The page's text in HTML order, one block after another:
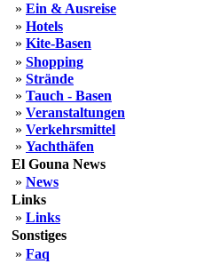
» Ein & Ausreise
» Hotels
» Kite-Basen
» Shopping
» Strände
» Tauch - Basen
» Veranstaltungen
» Verkehrsmittel
» Yachthäfen
El Gouna News
» News
Links
» Links
Sonstiges
» Faq